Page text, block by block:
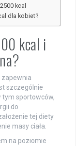
kcal
dla kobiet?
kcal i
zapewnia
szczególnie
tym sportowców,
do
tej diety
masy ciała.
na poziomie